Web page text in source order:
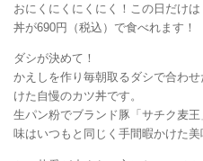
おにくにくにくにく！この日だけ
丼が690円（税込）で食べれます！
ダシが決めて！
かえしを作り毎朝取るダシで合わ
けた自慢のカツ丼です。
生パン粉でブランド豚「サチク麦王
味はいつもと同じく手間暇かけた美